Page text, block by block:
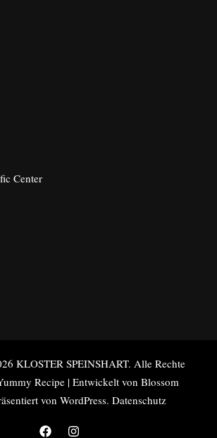
Center
KLOSTER SPEINSHART. Alle Rechte
Recipe | Entwickelt von Blossom
von WordPress. Datenschutz